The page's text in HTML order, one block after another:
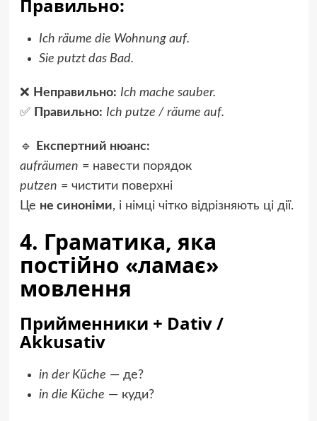
Правильно:
Ich räume die Wohnung auf.
Sie putzt das Bad.
❌ Неправильно: Ich mache sauber.
✅ Правильно: Ich putze / räume auf.
🔹
Експертний нюанс:
aufräumen = навести порядок
putzen = чистити поверхні
Це не синоніми, і німці чітко відрізняють ці дії.
4. Граматика, яка
постійно «ламає»
мовлення
Прийменники + Dativ /
Akkusativ
in der Küche — де?
in die Küche — куди?